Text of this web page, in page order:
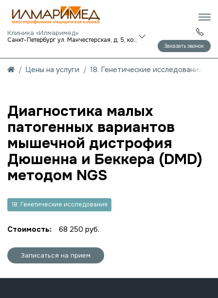
Клиника «Илмаримед»
Санкт-Петербург ул. Манчестерская, д. 5, корп. 1
Заказать звонок
Цены на услуги 18. Генетические исследования
Диагностика малых
патогенных вариантов
мышечной дистрофия
Дюшенна и Беккера (DMD)
методом NGS
18. Генетические исследования
Стоимость: 68 250 руб.
Записаться на прием